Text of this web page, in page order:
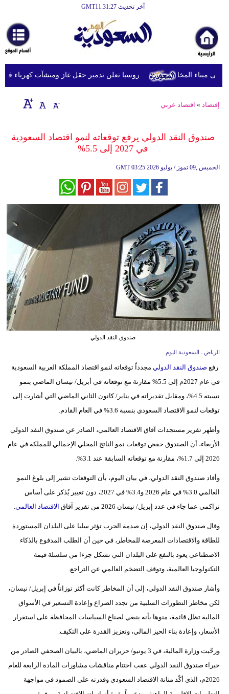
آخر تحديث GMT11:31:27
أخبارعاجلة
رياضة
ثقافة
إقتصاد
وموسيقى
سياحة
وسفر
ديكور
أخبار
إعلام
تعليم
علوم
وتكنولوجيا
مدوَّنات
أبراج
سيارات
روسيا تعلن تدمير حقل غاز ومنشآت كهرباء في
إقتصاد » اقتصاد عربي
صندوق النقد الدولي يرفع توقعاته لنمو اقتصاد السعودية
في 2027 إلى 5.5%
GMT 03:25 2026 الخميس ,09 تموز / يوليو
صندوق النقد الدولي
الرياض ـ السعودية اليوم
رفع صندوق النقد الدولي مجدداً توقعاته لنمو اقتصاد المملكة العربية السعودية
في عام 2027م إلى 5.5% مقارنة مع توقعاته في أبريل/ نيسان الماضي بنمو
نسبته 4.5%، ومقابل تقديراته في يناير/ كانون الثاني الماضي التي أشارت إلى
توقعات لنمو الاقتصاد السعودي بنسبة 3.6% في العام القادم.
وأظهر تقرير مستجدات آفاق الاقتصاد العالمي، الصادر عن صندوق النقد الدولي
الأربعاء، أن الصندوق خفض توقعات نمو الناتج المحلي الإجمالي للمملكة في عام
2026 إلى 1.7%، مقارنة مع توقعاته السابقة عند 3.1%.
وأفاد صندوق النقد الدولي، في بيان اليوم، بأن التوقعات تشير إلى بلوغ النمو
العالمي 3.0% في عام 2026 و3.4% في 2027، دون تغيير يُذكر على أساس
تراكمي عما جاء في عدد إبريل/ نيسان 2026 من تقرير آفاق
الاقتصاد العالمي.
وقال صندوق النقد الدولي، إن صدمة الحرب تؤثر سلبا على البلدان المستوردة
للطاقة والاقتصادات المعرضة للمخاطر، في حين أن الطلب المدفوع بالذكاء
الاصطناعي يعود بالنفع على البلدان التي تشكل جزءا من سلسلة قيمة
التكنولوجيا العالمية، وتوقف التضخم العالمي عن التراجع.
وأشار صندوق النقد الدولي، إلى أن المخاطر كانت أكثر توزاناً في إبريل/ نيسان،
لكن مخاطر التطورات السلبية من تجدد الصراع وإعادة التسعير في الأسواق
المالية تظل قائمة، منوها بأنه ينبغي لصناع السياسات المحافظة على استقرار
الأسعار، وإعادة بناء الحيز المالي، وتعزيز القدرة على التكيف.
ورحّبت وزارة المالية، في 3 يونيو/ حزيران الماضي، بالبيان الصحفي الصادر من
خبراء صندوق النقد الدولي عقب اختتام مناقشات مشاورات المادة الرابعة للعام
2026م، الذي أكّد متانة الاقتصاد السعودي وقدرته على الصمود في مواجهة